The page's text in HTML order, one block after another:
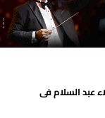
عبد السلام فى